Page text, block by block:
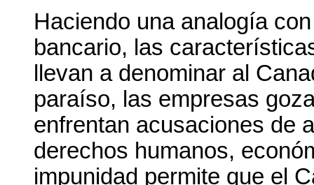
Haciendo una analogía
bancario, las
llevan a denominar al
paraíso, las empresas
enfrentan acusaciones de
derechos humanos,
impunidad permite que el